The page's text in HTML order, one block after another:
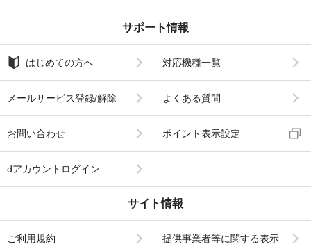
サポート情報
はじめての方へ 対応機種一覧
メールサービス登録/解除 よくある質問
お問い合わせ ポイント表示設定
dアカウントログイン
サイト情報
ご利用規約 提供事業者等に関する表示